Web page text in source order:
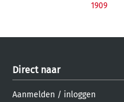
1909
Direct naar
Aanmelden / inloggen